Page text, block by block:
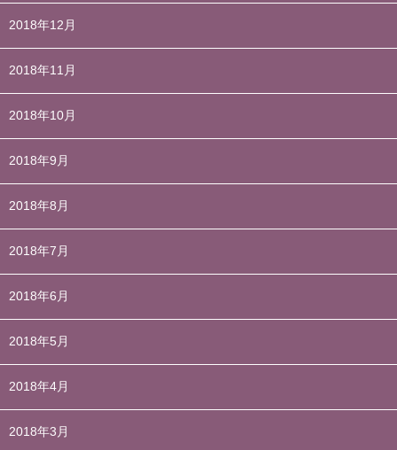
2018年12月
2018年11月
2018年10月
2018年9月
2018年8月
2018年7月
2018年6月
2018年5月
2018年4月
2018年3月